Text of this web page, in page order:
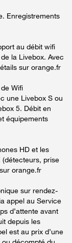
Enregistrements
au débit wifi
la Livebox. Avec
sur orange.fr
Wifi
une Livebox S ou
5. Débit en
équipements
HD et les
(détecteurs, prise
orange.fr
sur rendez-
appel au Service
d’attente avant
depuis les
est au prix d’une